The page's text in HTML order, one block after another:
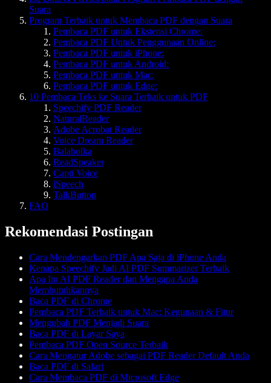
Suara
Program Terbaik untuk Membaca PDF dengan Suara
Pembaca PDF untuk Ekstensi Chrome:
Pembaca PDF Untuk Penggunaan Online:
Pembaca PDF untuk iPhone:
Pembaca PDF untuk Android:
Pembaca PDF untuk Mac:
Pembaca PDF untuk Edge:
10 Pembaca Teks ke Suara Terbaik untuk PDF
Speechify PDF Reader
NaturalReader
Adobe Acrobat Reader
Voice Dream Reader
Balabolka
ReadSpeaker
Capti Voice
iSpeech
TalkButton
FAQ
Rekomendasi Postingan
Cara Mendengarkan PDF Apa Saja di iPhone Anda
Kenapa Speechify Jadi AI PDF Summarizer Terbaik
Apa Itu AI PDF Reader dan Mengapa Anda
Membutuhkannya
Baca PDF di Chrome
Pembaca PDF Terbaik untuk Mac: Kegunaan & Fitur
Mengubah PDF Menjadi Suara
Baca PDF di Layar Saya
Pembaca PDF Open Source Terbaik
Cara Mengatur Adobe sebagai PDF Reader Default Anda
Baca PDF di Safari
Cara Membaca PDF di Microsoft Edge